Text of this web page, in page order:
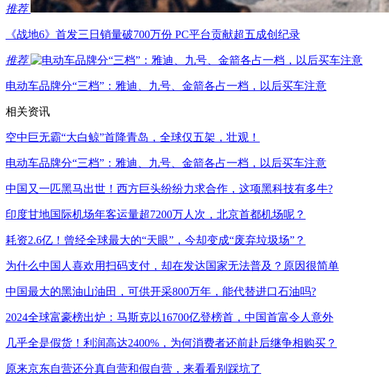
推荐
《战地6》首发三日销量破700万份 PC平台贡献超五成创纪录
推荐
电动车品牌分“三档”：雅迪、九号、金箭各占一档，以后买车注意
相关资讯
空中巨无霸“大白鲸”首降青岛，全球仅五架，壮观！
电动车品牌分“三档”：雅迪、九号、金箭各占一档，以后买车注意
中国又一匹黑马出世！西方巨头纷纷力求合作，这项黑科技有多牛?
印度甘地国际机场年客运量超7200万人次，北京首都机场呢？
耗资2.6亿！曾经全球最大的“天眼”，今却变成“废弃垃圾场”？
为什么中国人喜欢用扫码支付，却在发达国家无法普及？原因很简单
中国最大的黑油山油田，可供开采800万年，能代替进口石油吗?
2024全球富豪榜出炉：马斯克以16700亿登榜首，中国首富令人意外
几乎全是假货！利润高达2400%，为何消费者还前赴后继争相购买？
原来京东自营还分真自营和假自营，来看看别踩坑了